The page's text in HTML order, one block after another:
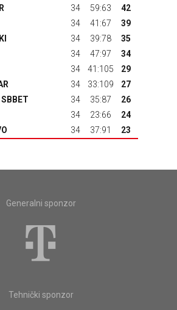
34 59:63
42
34 41:67
39
34 39:78
35
34 47:97
34
34 41:105
29
34 33:109
27
SBBET 34 35:87
26
34 23:66
24
34 37:91 23
Generalni sponzor
Tehnički sponzor